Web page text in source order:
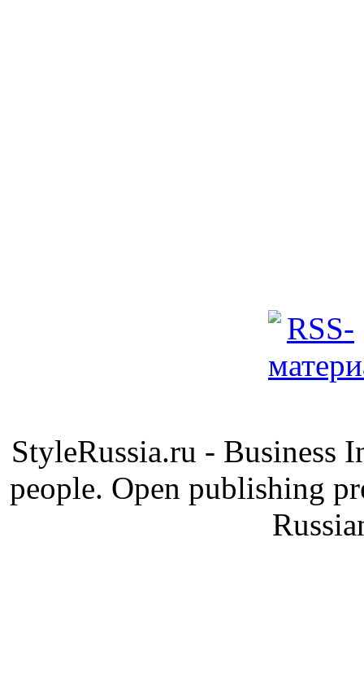
StyleRussia.ru - Business
people. Open publishing